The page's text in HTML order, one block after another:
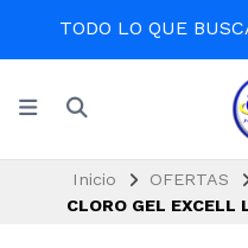
TODO LO QUE
Inicio OFERTAS
CLORO GEL